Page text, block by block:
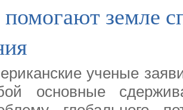
земле
ученые
основные